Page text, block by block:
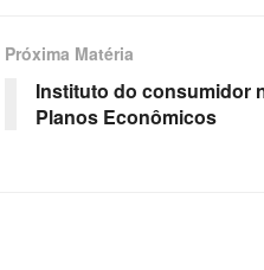
Próxima Matéria
Instituto do consumidor
Planos Econômicos